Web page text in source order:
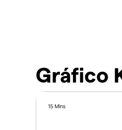
Gráfico
15 Mins